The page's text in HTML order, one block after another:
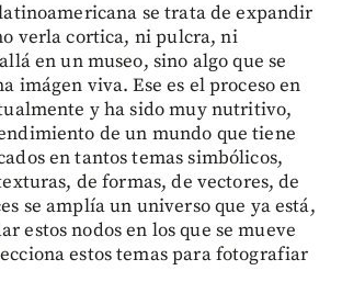
se trata de expandir
verla cortica, ni pulcra, ni
en un museo, sino algo que se
imágen viva. Ese es el proceso en
y ha sido muy nutritivo,
de un mundo que tiene
en tantos temas simbólicos,
de formas, de vectores, de
se amplía un universo que ya está,
estos nodos en los que se mueve
estos temas para fotografiar